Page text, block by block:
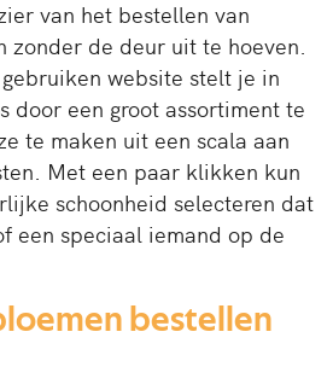
van het bestellen van
zonder de deur uit te hoeven.
website stelt je in
door een groot assortiment te
te maken uit een scala aan
Met een paar klikken kun
schoonheid selecteren dat
een speciaal iemand op de
bestellen